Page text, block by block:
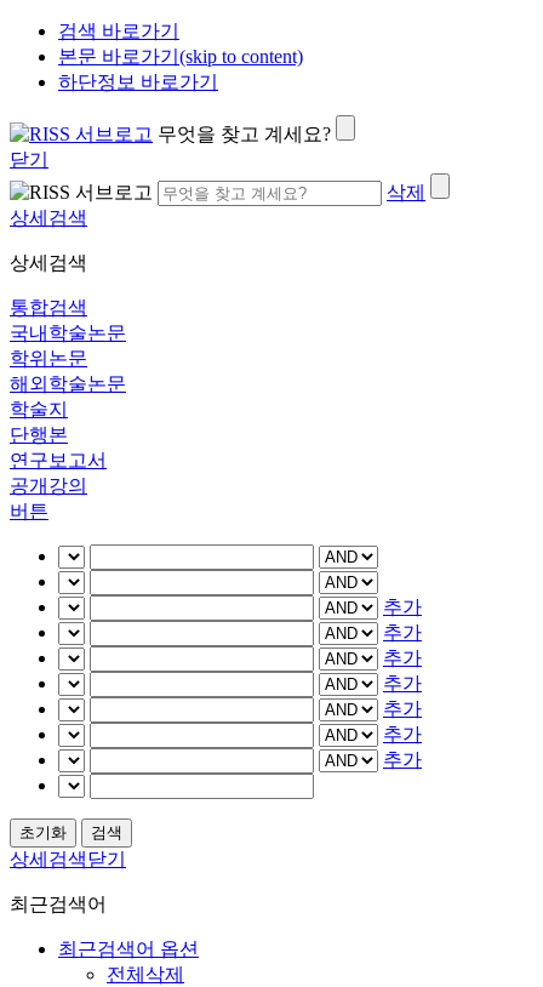
검색 바로가기
본문 바로가기(skip to content)
하단정보 바로가기
무엇을 찾고 계세요?
닫기
삭제
상세검색
상세검색
통합검색
국내학술논문
학위논문
해외학술논문
학술지
단행본
연구보고서
공개강의
버튼
추가
추가
추가
추가
추가
추가
추가
상세검색닫기
최근검색어
최근검색어 옵션
전체삭제